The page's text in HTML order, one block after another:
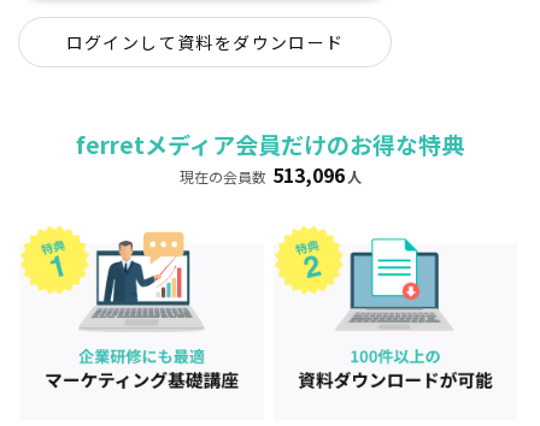
ログインして資料をダウンロード
ferretメディア会員だけのお得な特典
現在の会員数 513,096 人